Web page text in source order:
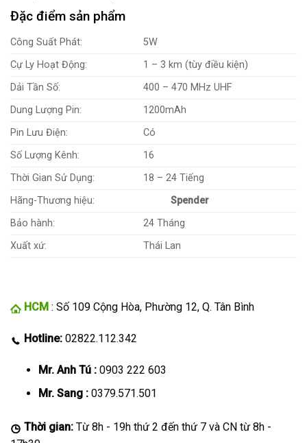
Đặc điểm sản phẩm
Công Suất Phát:
5W
Cự Ly Hoạt Động:
1 – 3 km (tùy điều kiện)
Dải Tần Số:
400 – 470 MHz UHF
Dung Lượng Pin:
1200mAh
Pin Lưu Điện:
Có
Số Lượng Kênh:
16
Thời Gian Sử Dụng:
18 – 24 Tiếng
Hãng-Thương hiệu:
Spender
Bảo hành:
24 Tháng
Xuất xứ:
Thái Lan
HCM : Số 109 Cộng Hòa, Phường 12, Q. Tân Bình
Hotline: 02822.112.342
Mr. Anh Tú :0903 222 603
Mr. Sang :0379.571.501
Thời gian: Từ 8h - 19h thứ 2 đến thứ 7 và CN từ 8h -